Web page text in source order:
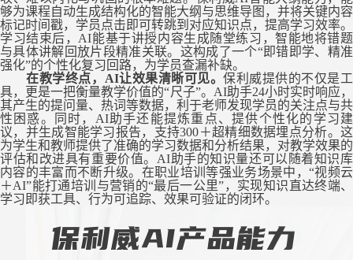
够为课程自动生成结构化的智能大纲与思维导图，并将关键内容
标记时间戳，学员点击即可转跳到对应知识点，提高学习效率。
学习结束后， AI能基于讲授内容生成随堂练习，智能地将错题
与具体讲解 回放片段精准关联。这构成了一个“即错即学、精准
强化”的个性化复习回路， 为学员查漏补缺。
在教学终点， AI让效果清晰可见。保利威提供的不仅是工
具，更是一把衡量教学价值的“尺子”。AI助手24小时实时响应，
其产生的提问量、热词等数据， 利于老师发现学员的关注点与共
性困惑。同时， AI助手还能提炼重点、提供个性化的学习建
议，并生成智能学习报告，支持300＋超精细数据埋点分析。这
为学生和教师提供了准确的学习数据和分析结果，对教学效果的
评估和改进具有重要价值。 AI助手的知识量还可以随着知识库
内容的丰富而不断升级。在职业培训等强业务场景中，“视频云
＋AI”能打通培训与营销的“最后一公里”，实现知识直达终端、
学习即获工具、行为可追踪、效果可验证的闭环。